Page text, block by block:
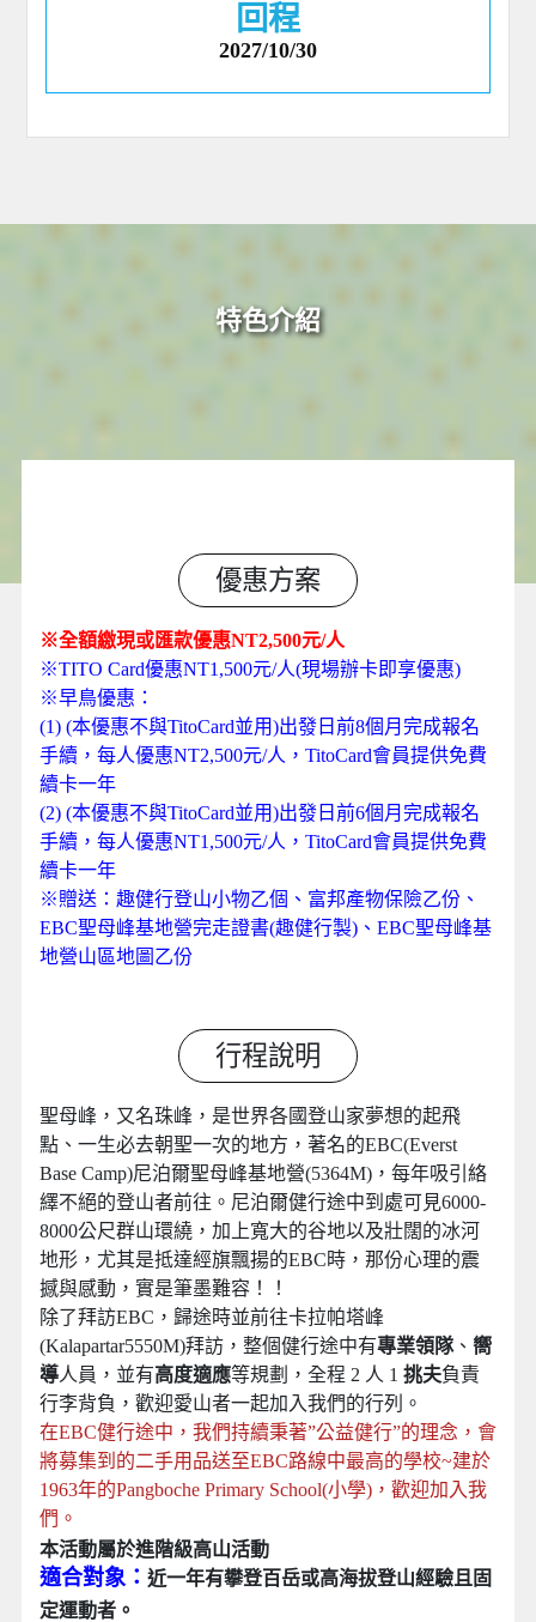
回程
2027/10/30
特色介紹
優惠方案
※全額繳現或匯款優惠NT2,500元/人
※TITO Card優惠NT1,500元/人(現場辦卡即享優惠)
※早鳥優惠：
(1) (本優惠不與TitoCard並用)出發日前8個月完成報名
手續，每人優惠NT2,500元/人，TitoCard會員提供免費
續卡一年
(2) (本優惠不與TitoCard並用)出發日前6個月完成報名
手續，每人優惠NT1,500元/人，TitoCard會員提供免費
續卡一年
※贈送：趣健行登山小物乙個、富邦產物保險乙份、
EBC聖母峰基地營完走證書(趣健行製)、EBC聖母峰基
地營山區地圖乙份
行程說明
聖母峰，又名珠峰，是世界各國登山家夢想的起飛
點、一生必去朝聖一次的地方，著名的EBC(Everst
Base Camp)尼泊爾聖母峰基地營(5364M)，每年吸引絡
繹不絕的登山者前往。尼泊爾健行途中到處可見6000-
8000公尺群山環繞，加上寬大的谷地以及壯闊的冰河
地形，尤其是抵達經旗飄揚的EBC時，那份心理的震
撼與感動，實是筆墨難容！！
除了拜訪EBC，歸途時並前往卡拉帕塔峰
(Kalapartar5550M)拜訪，整個健行途中有專業領隊、 嚮
導人員，並有高度適應等規劃，全程 2 人 1 挑夫負責
行李背負，歡迎愛山者一起加入我們的行列。
在EBC健行途中，我們持續秉著”公益健行”的理念，會
將募集到的二手用品送至EBC路線中最高的學校~建於
1963年的Pangboche Primary School(小學)，歡迎加入我
們。
本活動屬於進階級高山活動
適合對象： 近一年有攀登百岳或高海拔登山經驗且固
定運動者。